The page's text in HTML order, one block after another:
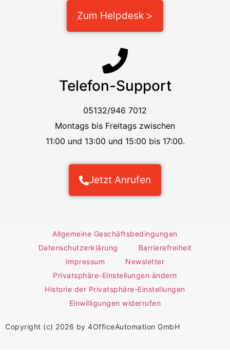
Zum Helpdesk >
Telefon-Support
05132/946 7012
Montags bis Freitags zwischen
11:00 und 13:00 und 15:00 bis 17:00.
Jetzt Anrufen
Allgemeine Geschäftsbedingungen
Datenschutzerklärung
Barrierefreiheit
Impressum
Newsletter
Privatsphäre-Einstellungen ändern
Historie der Privatsphäre-Einstellungen
Einwilligungen widerrufen
Copyright (c) 2026 by 4OfficeAutomation GmbH